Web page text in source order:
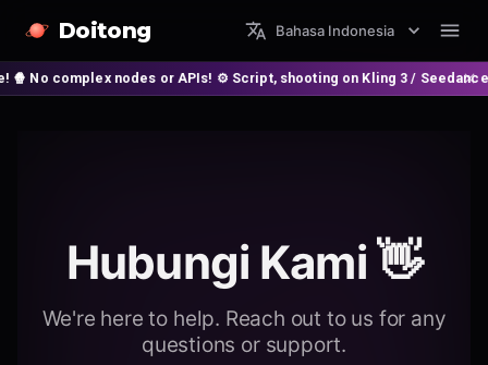
Doitong Bahasa Indonesia
nodes or APIs! ⚙️ Script, shooting on Kling 3 / Seedance 2 and
Hubungi Kami 👋
We're here to help. Reach out to us for any
questions or support.